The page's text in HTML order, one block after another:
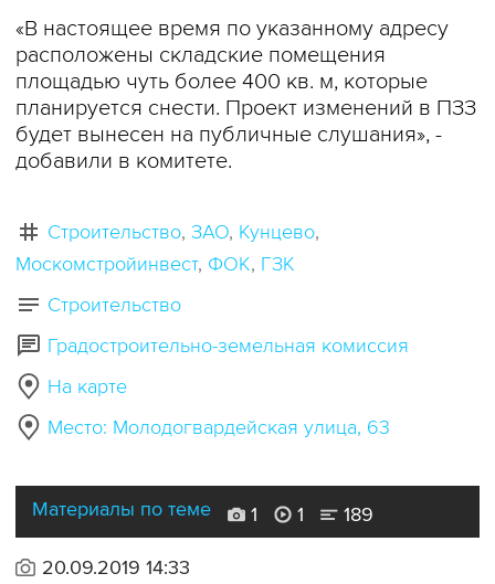
«В настоящее время по указанному адресу
расположены складские помещения
площадью чуть более 400 кв. м, которые
планируется снести. Проект изменений в ПЗЗ
будет вынесен на публичные слушания», -
добавили в комитете.
Строительство ЗАО Кунцево
Москомстройинвест ФОК ГЗК
Строительство
Градостроительно-земельная комиссия
На карте
Место: Молодогвардейская улица, 63
Материалы по теме 1 1 189
20.09.2019 14:33